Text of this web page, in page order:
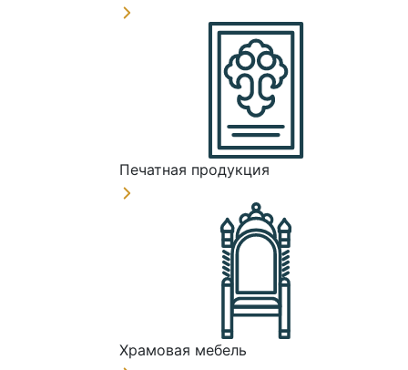
Печатная продукция
Храмовая мебель